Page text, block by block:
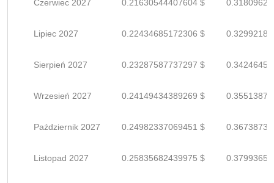
Czerwiec 2027 0.21630544407604 $
Lipiec 2027 0.22434685172306 $
Sierpień 2027 0.23287587737297 $
Wrzesień 2027 0.24149434389269 $
Październik 2027 0.24982337069451 $
Listopad 2027 0.25835682439975 $